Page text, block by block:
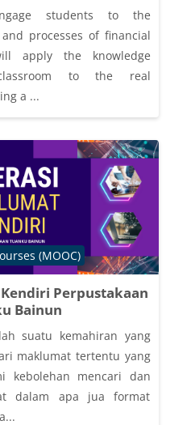
students to the
processes of financial
apply the knowledge
to the real
a ...
Perpustakaan
Bainun
(MOOC)
suatu kemahiran yang
maklumat tertentu yang
kebolehan mencari dan
dalam apa jua format